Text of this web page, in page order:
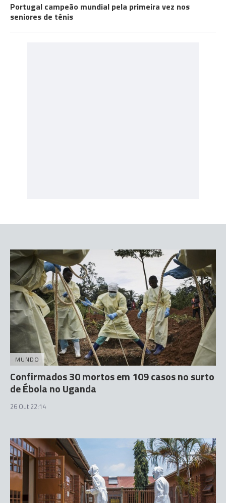
Portugal campeão mundial pela primeira vez nos
seniores de ténis
MUNDO
Confirmados 30 mortos em 109 casos no surto
de Ébola no Uganda
26 Out 22:14